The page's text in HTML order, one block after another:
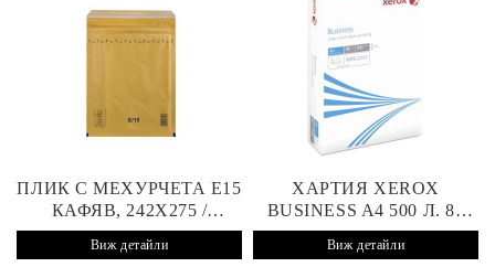
ПЛИК С МЕХУРЧЕТА E15
КАФЯВ, 242X275 /
220X265 MM, СТИКЕР
Виж детайли
ХАРТИЯ XEROX
BUSINESS A4 500 Л. 80
G/M2
Виж детайли